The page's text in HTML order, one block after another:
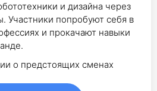
и дизайна через
Участники попробуют себя в
и прокачают навыки
о предстоящих сменах